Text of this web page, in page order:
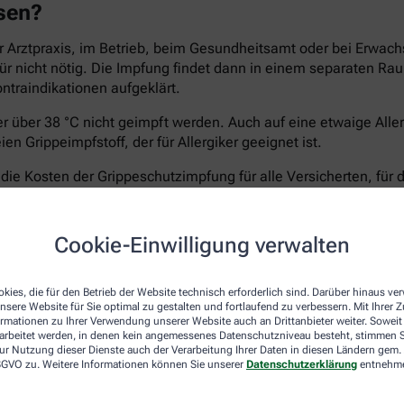
Cookie-Einwilligung verwalten
die für den Betrieb der Website technisch erforderlich sind. Darüber hinaus
Website für Sie optimal zu gestalten und fortlaufend zu verbessern. Mit Ihrer
zu Ihrer Verwendung unserer Website auch an Drittanbieter weiter. Soweit
werden, in denen kein angemessenes Datenschutzniveau besteht, stimmen
Nutzung dieser Dienste auch der Verarbeitung Ihrer Daten in diesen Ländern
zu. Weitere Informationen können Sie unserer Datenschutzerklärung
im Betrieb, beim Gesundheitsamt oder bei
nicht nötig. Die Impfung findet dann in einem separaten
aufgeklärt.
über 38 °C nicht geimpft werden. Auch auf eine etwaige
Grippeimpfstoff, der für Allergiker geeignet ist.
Kosten der Grippeschutzimpfung für alle Versicherten, für
treten, die Apotheken rechnen meist direkt mit der
Jahren, für die keine STIKO-Empfehlung vorliegt. Fragen
Koch-Institut empfiehlt die Impfung gegen Grippeviren